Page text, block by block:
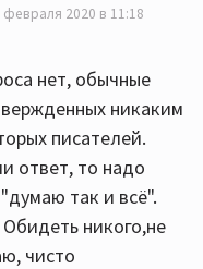
февраля 2020 в 11:18
нет, обычные
никаким
писателей.
ответ, то надо
так и всё".
никого,не
чисто